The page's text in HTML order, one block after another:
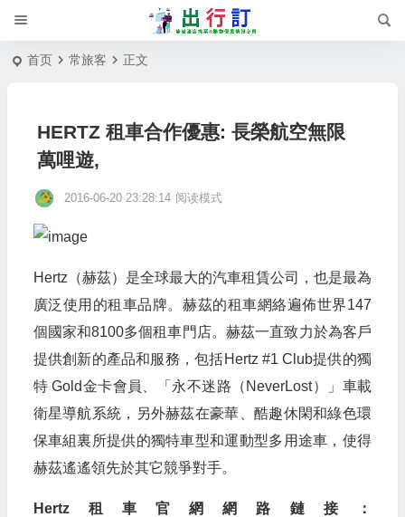
首页 常旅客 正文
HERTZ 租車合作優惠: 長榮航空無限
萬哩遊,
2016-06-20 23:28:14 阅读模式
Hertz（赫茲）是全球最大的汽車租賃公司，也是最為
廣泛使用的租車品牌。赫茲的租車網絡遍佈世界147
個國家和8100多個租車門店。赫茲一直致力於為客戶
提供創新的產品和服務，包括Hertz #1 Club提供的獨
特 Gold金卡會員、「永不迷路（NeverLost）」車載
衛星導航系統，另外赫茲在豪華、酷趣休閑和綠色環
保車組裏所提供的獨特車型和運動型多用途車，使得
赫茲遙遙領先於其它競爭對手。
Hertz租車官網網路鏈接：